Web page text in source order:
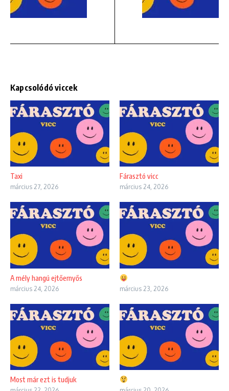
Kapcsolódó viccek
Taxi
március 27, 2026
Fárasztó vicc
március 24, 2026
A mély hangú ejtőernyős
március 24, 2026 március 23, 2026
Most már ezt is tudjuk